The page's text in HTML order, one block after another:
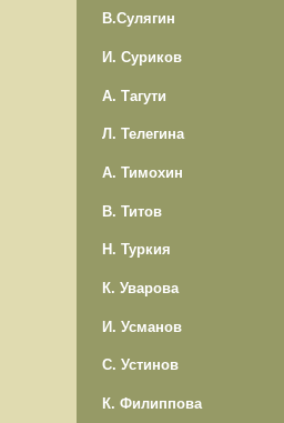
В.Сулягин
И. Суриков
А. Тагути
Л. Телегина
А. Тимохин
В. Титов
Н. Туркия
К. Уварова
И. Усманов
С. Устинов
К. Филиппова